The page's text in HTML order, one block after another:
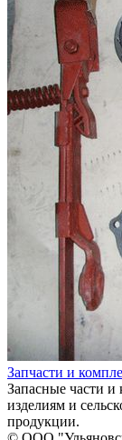
Запчасти и
Запасные части
изделиям и
продукции.